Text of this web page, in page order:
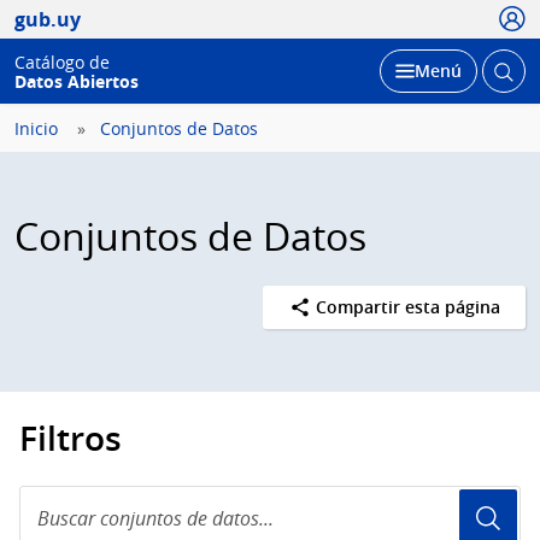
gub.uy
Catálogo de
Datos Abiertos
Desplegar
Menú Abrir
Inicio Conjuntos de Datos
Conjuntos de Datos
Compartir esta página
Filtros
conjuntos